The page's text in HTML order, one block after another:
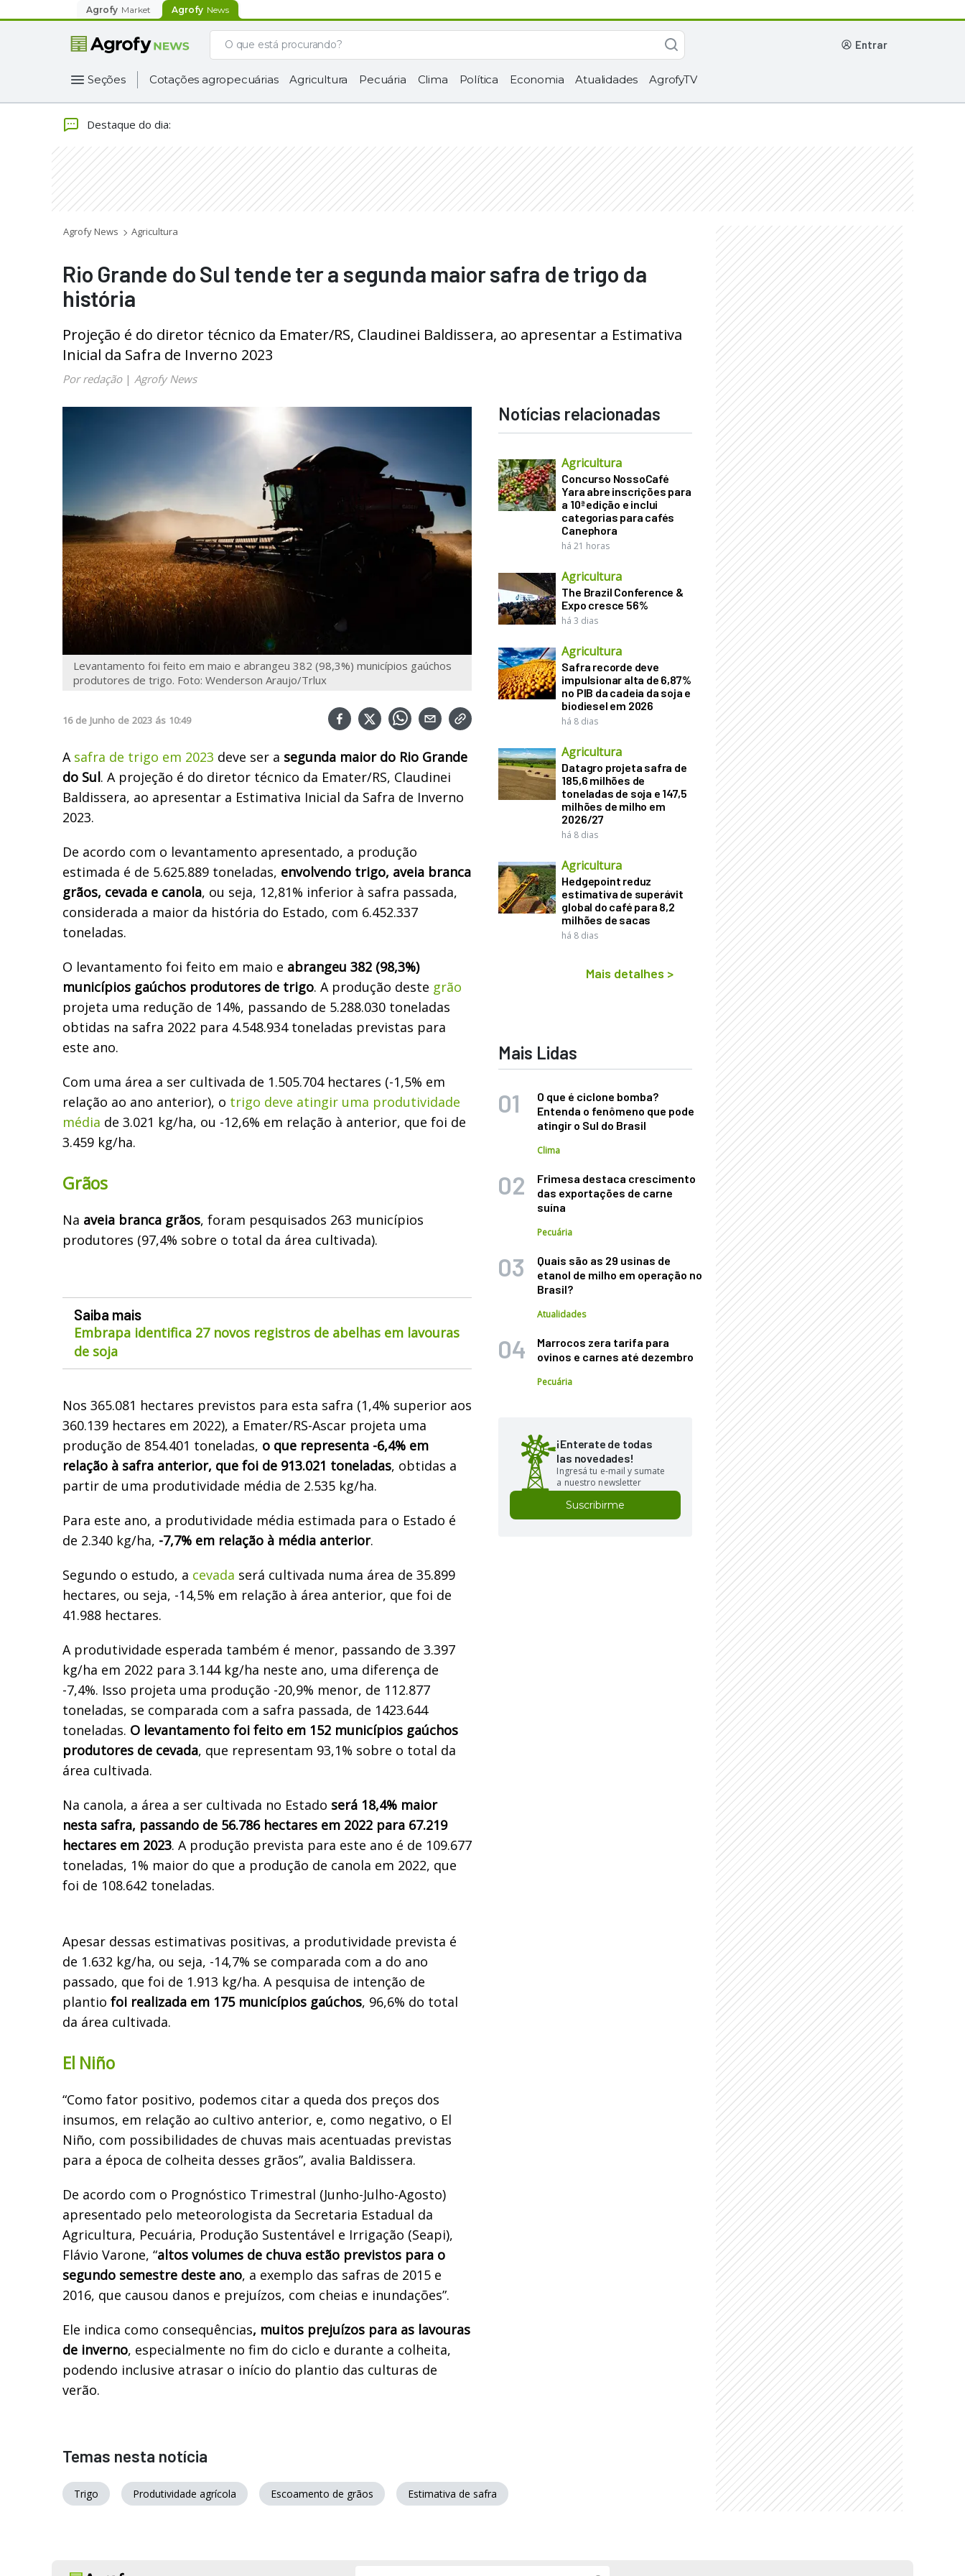
Agrofy Market Agrofy News
entrar
Seções Cotações agropecuárias Agricultura Pecuária Clima Política Economia Atualidades AgrofyTV
Destaque do dia:
Agrofy News Agricultura
Rio Grande do Sul tende ter a segunda maior safra de trigo da
história
Projeção é do diretor técnico da Emater/RS, Claudinei Baldissera, ao apresentar a Estimativa
Inicial da Safra de Inverno 2023
Por redação| Agrofy News
Levantamento foi feito em maio e abrangeu 382 (98,3%) municípios gaúchos
produtores de trigo. Foto: Wenderson Araujo/Trlux
16 de Junho de 2023 ás 10:49
A safra de trigo em 2023 deve ser a segunda maior do Rio Grande
do Sul. A projeção é do diretor técnico da Emater/RS, Claudinei
Baldissera, ao apresentar a Estimativa Inicial da Safra de Inverno
2023.
De acordo com o levantamento apresentado, a produção
estimada é de 5.625.889 toneladas, envolvendo trigo, aveia branca
grãos, cevada e canola, ou seja, 12,81% inferior à safra passada,
considerada a maior da história do Estado, com 6.452.337
toneladas.
O levantamento foi feito em maio e abrangeu 382 (98,3%)
municípios gaúchos produtores de trigo. A produção deste grão
projeta uma redução de 14%, passando de 5.288.030 toneladas
obtidas na safra 2022 para 4.548.934 toneladas previstas para
este ano.
Com uma área a ser cultivada de 1.505.704 hectares (-1,5% em
relação ao ano anterior), o trigo deve atingir uma produtividade
média de 3.021 kg/ha, ou -12,6% em relação à anterior, que foi de
3.459 kg/ha.
Grãos
Na aveia branca grãos, foram pesquisados 263 municípios
produtores (97,4% sobre o total da área cultivada).
Saiba mais
Embrapa identifica 27 novos registros de abelhas em lavouras
de soja
Nos 365.081 hectares previstos para esta safra (1,4% superior aos
360.139 hectares em 2022), a Emater/RS-Ascar projeta uma
produção de 854.401 toneladas, o que representa -6,4% em
relação à safra anterior, que foi de 913.021 toneladas, obtidas a
partir de uma produtividade média de 2.535 kg/ha.
Para este ano, a produtividade média estimada para o Estado é
de 2.340 kg/ha, -7,7% em relação à média anterior.
Segundo o estudo, a cevada será cultivada numa área de 35.899
hectares, ou seja, -14,5% em relação à área anterior, que foi de
41.988 hectares.
A produtividade esperada também é menor, passando de 3.397
kg/ha em 2022 para 3.144 kg/ha neste ano, uma diferença de
-7,4%. Isso projeta uma produção -20,9% menor, de 112.877
toneladas, se comparada com a safra passada, de 1423.644
toneladas. O levantamento foi feito em 152 municípios gaúchos
produtores de cevada, que representam 93,1% sobre o total da
área cultivada.
Na canola, a área a ser cultivada no Estado será 18,4% maior
nesta safra, passando de 56.786 hectares em 2022 para 67.219
hectares em 2023. A produção prevista para este ano é de 109.677
toneladas, 1% maior do que a produção de canola em 2022, que
foi de 108.642 toneladas.
Apesar dessas estimativas positivas, a produtividade prevista é
de 1.632 kg/ha, ou seja, -14,7% se comparada com a do ano
passado, que foi de 1.913 kg/ha. A pesquisa de intenção de
plantio foi realizada em 175 municípios gaúchos, 96,6% do total
da área cultivada.
El Niño
“Como fator positivo, podemos citar a queda dos preços dos
insumos, em relação ao cultivo anterior, e, como negativo, o El
Niño, com possibilidades de chuvas mais acentuadas previstas
para a época de colheita desses grãos”, avalia Baldissera.
De acordo com o Prognóstico Trimestral (Junho-Julho-Agosto)
apresentado pelo meteorologista da Secretaria Estadual da
Agricultura, Pecuária, Produção Sustentável e Irrigação (Seapi),
Flávio Varone, “altos volumes de chuva estão previstos para o
segundo semestre deste ano, a exemplo das safras de 2015 e
2016, que causou danos e prejuízos, com cheias e inundações”.
Ele indica como consequências, muitos prejuízos para as lavouras
de inverno, especialmente no fim do ciclo e durante a colheita,
podendo inclusive atrasar o início do plantio das culturas de
verão.
Notícias relacionadas
Agricultura
Concurso NossoCafé
Yara abre inscrições para
a 10ª edição e inclui
categorias para cafés
Canephora
há 21 horas
Agricultura
The Brazil Conference &
Expo cresce 56%
há 3 dias
Agricultura
Safra recorde deve
impulsionar alta de 6,87%
no PIB da cadeia da soja e
biodiesel em 2026
há 8 dias
Agricultura
Datagro projeta safra de
185,6 milhões de
toneladas de soja e 147,5
milhões de milho em
2026/27
há 8 dias
Agricultura
Hedgepoint reduz
estimativa de superávit
global do café para 8,2
milhões de sacas
há 8 dias
Mais detalhes >
Mais Lidas
O que é ciclone bomba?
Entenda o fenômeno que pode
atingir o Sul do Brasil
Clima
Frimesa destaca crescimento
das exportações de carne
suína
Pecuária
Quais são as 29 usinas de
etanol de milho em operação no
Brasil?
Atualidades
Marrocos zera tarifa para
ovinos e carnes até dezembro
Pecuária
¡Enterate de todas
las novedades!
Ingresá tu e-mail y sumate
a nuestro newsletter
Suscribirme
Temas nesta notícia
Trigo Produtividade agrícola Escoamento de grãos Estimativa de safra